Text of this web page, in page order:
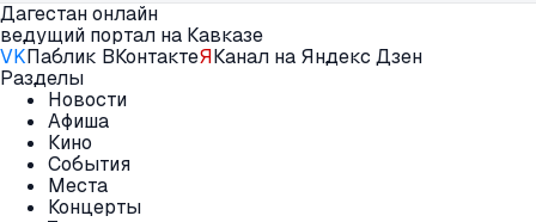
Дагестан онлайн
ведущий портал на Кавказе
VKПаблик ВКонтактеЯКанал на Яндекс Дзен
Разделы
Новости
Афиша
Кино
События
Места
Концерты